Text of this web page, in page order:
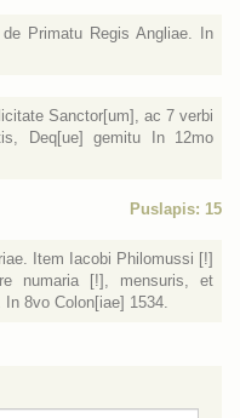
Primatu Regis Angliae. In
Sanctor[um], ac 7 verbi
Deq[ue] gemitu In 12mo
Puslapis: 15
Item Iacobi Philomussi [!]
numaria [!], mensuris, et
8vo Colon[iae] 1534.